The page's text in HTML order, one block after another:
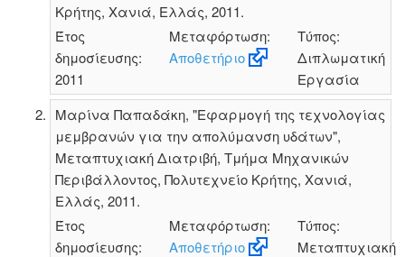
Κρήτης, Χανιά, Ελλάς, 2011.
Έτος
δημοσίευσης:
2011
Μεταφόρτωση:
Αποθετήριο
Τύπος:
Διπλωματική
Εργασία
Μαρίνα Παπαδάκη, "Εφαρμογή της τεχνολογίας
μεμβρανών για την απολύμανση υδάτων",
Μεταπτυχιακή Διατριβή, Τμήμα Μηχανικών
Περιβάλλοντος, Πολυτεχνείο Κρήτης, Χανιά,
Ελλάς, 2011.
Έτος
δημοσίευσης:
Μεταφόρτωση:
Αποθετήριο
Τύπος:
Μεταπτυχιακή